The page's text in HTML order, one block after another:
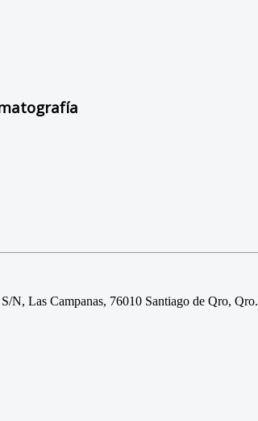
N, Las Campanas, 76010 Santiago de Qro, Qro.